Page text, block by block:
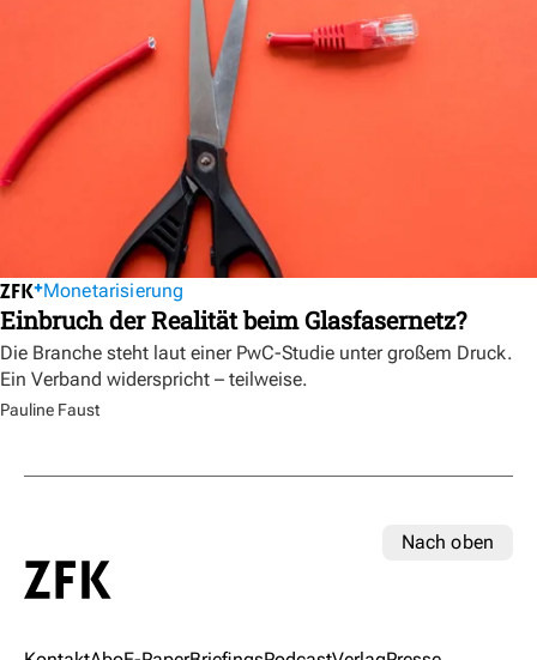
Monetarisierung
Einbruch der Realität beim Glasfasernetz?
Die Branche steht laut einer PwC-Studie unter großem Druck.
Ein Verband widerspricht – teilweise.
Pauline Faust
Nach oben